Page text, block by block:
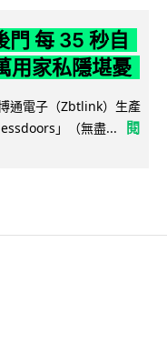
門 每 35 秒自
用家私隱堪憂
通電子（Zbtlink）生產
」（無盡...
閱